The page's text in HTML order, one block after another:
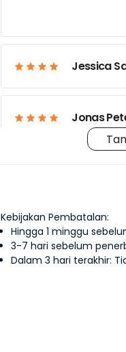
Jessica
Jonas
Sara
Kebijakan Pembatalan:
Hingga 1 minggu
3-7 hari sebelum
Dalam 3 hari terakhir: